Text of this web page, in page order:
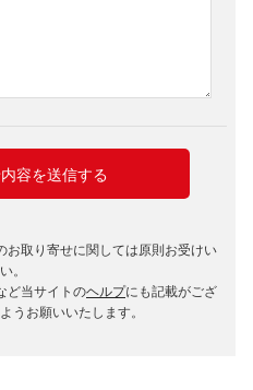
取り寄せに関しては原則お受けい
。
ど当サイトのヘルプにも記載がござ
うお願いいたします。